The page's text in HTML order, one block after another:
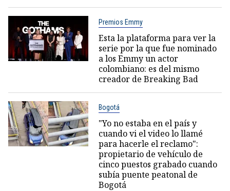
Premios Emmy
Esta la plataforma para ver la
serie por la que fue nominado
a los Emmy un actor
colombiano: es del mismo
creador de Breaking Bad
Bogotá
"Yo no estaba en el país y
cuando vi el video lo llamé
para hacerle el reclamo":
propietario de vehículo de
cinco puestos grabado cuando
subía puente peatonal de
Bogotá